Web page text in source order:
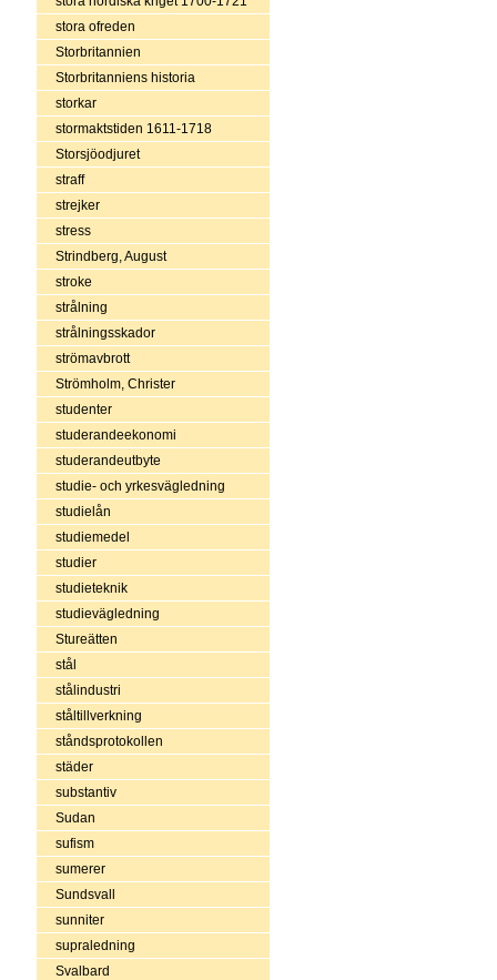
stora ofreden
Storbritannien
Storbritanniens historia
storkar
stormaktstiden 1611-1718
Storsjöodjuret
straff
strejker
stress
Strindberg, August
stroke
strålning
strålningsskador
strömavbrott
Strömholm, Christer
studenter
studerandeekonomi
studerandeutbyte
studie- och yrkesvägledning
studielån
studiemedel
studier
studieteknik
studievägledning
Stureätten
stål
stålindustri
ståltillverkning
ståndsprotokollen
städer
substantiv
Sudan
sufism
sumerer
Sundsvall
sunniter
supraledning
Svalbard